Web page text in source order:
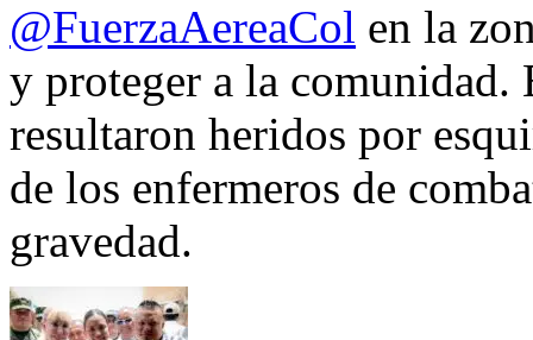
@FuerzaAereaCol en la
y proteger a la comunidad.
resultaron heridos por
de los enfermeros de
gravedad.